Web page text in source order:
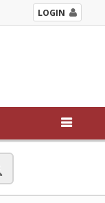
LOGIN